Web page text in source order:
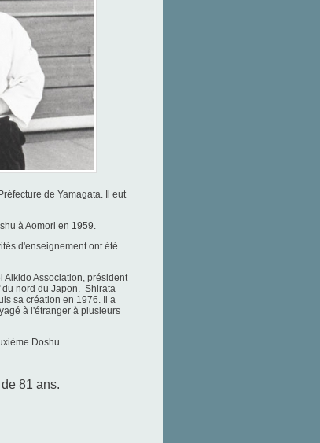
de Yamagata. Il eut
à Aomori en 1959.
d'enseignement ont été
Aikido Association, président
nord du Japon. Shirata
sa création en 1976. Il a
à l'étranger à plusieurs
Doshu.
81 ans.